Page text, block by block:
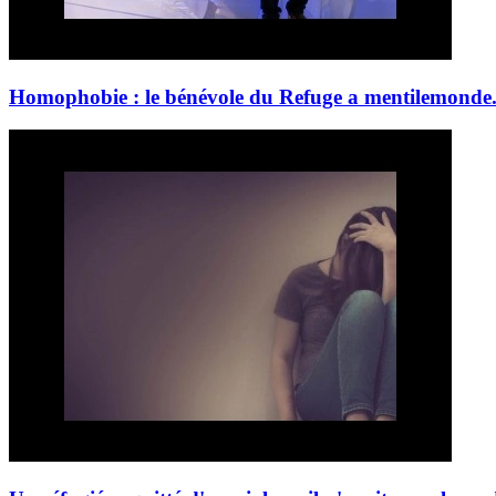
Homophobie : le bénévole du Refuge a menti